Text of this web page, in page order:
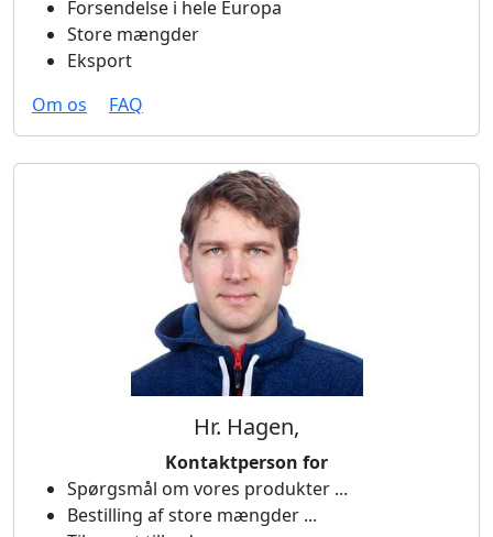
Forsendelse i hele Europa
Store mængder
Eksport
Om os
FAQ
Hr. Hagen,
Kontaktperson for
Spørgsmål om vores produkter ...
Bestilling af store mængder ...